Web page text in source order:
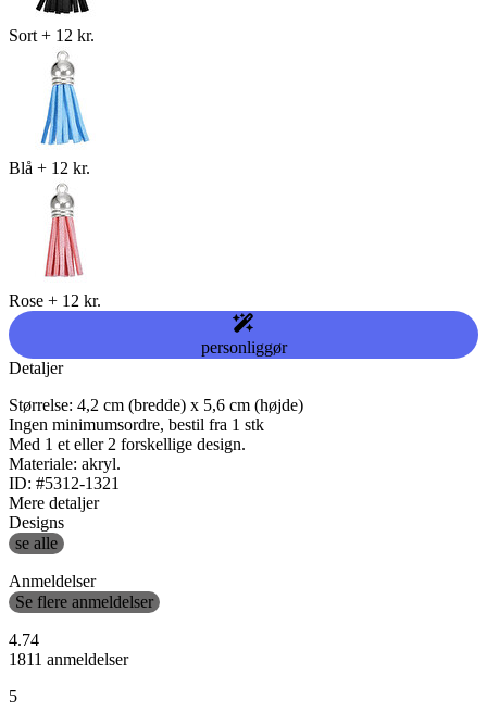
Sort + 12 kr.
Blå + 12 kr.
Rose + 12 kr.
personliggør
Detaljer
Størrelse: 4,2 cm (bredde) x 5,6 cm (højde)
Ingen minimumsordre, bestil fra 1 stk
Med 1 et eller 2 forskellige design.
Materiale: akryl.
ID: #5312-1321
Mere detaljer
Designs
se alle
Anmeldelser
Se flere anmeldelser
4.74
1811 anmeldelser
5